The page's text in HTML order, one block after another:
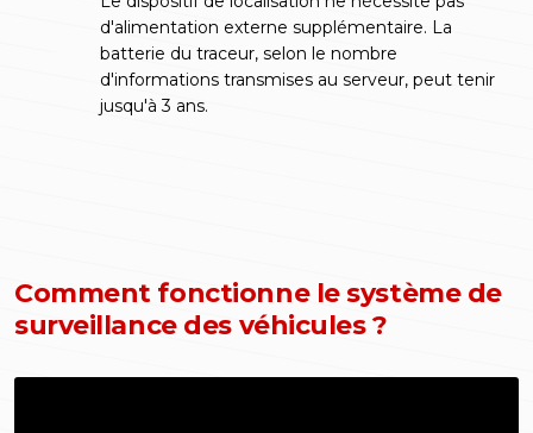
d'alimentation externe supplémentaire. La
batterie du traceur, selon le nombre
d'informations transmises au serveur, peut tenir
jusqu'à 3 ans.
Comment fonctionne le système de
surveillance des véhicules ?